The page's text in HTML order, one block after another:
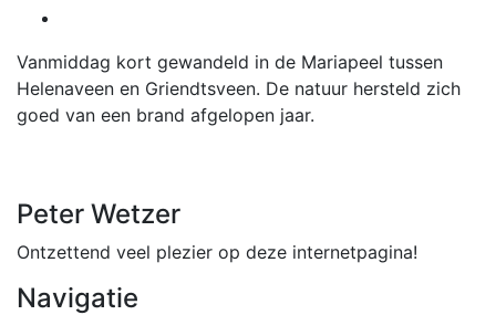
Vanmiddag kort gewandeld in de Mariapeel tussen
Helenaveen en Griendtsveen. De natuur hersteld zich
goed van een brand afgelopen jaar.
Peter Wetzer
Ontzettend veel plezier op deze internetpagina!
Navigatie